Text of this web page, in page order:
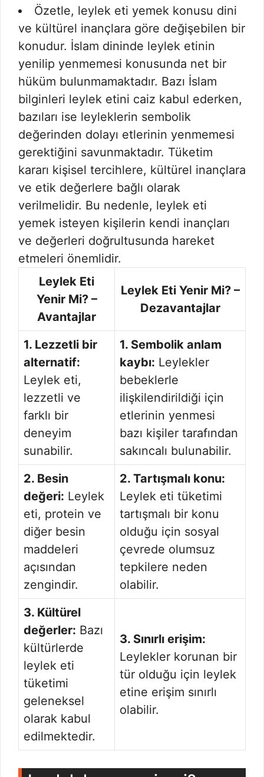
Özetle, leylek eti yemek konusu dini
ve kültürel inançlara göre değişebilen bir
konudur. İslam dininde leylek etinin
yenilip yenmemesi konusunda net bir
hüküm bulunmamaktadır. Bazı İslam
bilginleri leylek etini caiz kabul ederken,
bazıları ise leyleklerin sembolik
değerinden dolayı etlerinin yenmemesi
gerektiğini savunmaktadır. Tüketim
kararı kişisel tercihlere, kültürel inançlara
ve etik değerlere bağlı olarak
verilmelidir. Bu nedenle, leylek eti
yemek isteyen kişilerin kendi inançları
ve değerleri doğrultusunda hareket
etmeleri önemlidir.
Leylek Eti
Yenir Mi? –
Avantajlar
Leylek Eti Yenir Mi? –
Dezavantajlar
1. Lezzetli bir
alternatif:
Leylek eti,
lezzetli ve
farklı bir
deneyim
sunabilir.
1. Sembolik anlam
kaybı: Leylekler
bebeklerle
ilişkilendirildiği için
etlerinin yenmesi
bazı kişiler tarafından
sakıncalı bulunabilir.
2. Besin
değeri: Leylek
eti, protein ve
diğer besin
maddeleri
açısından
zengindir.
2. Tartışmalı konu:
Leylek eti tüketimi
tartışmalı bir konu
olduğu için sosyal
çevrede olumsuz
tepkilere neden
olabilir.
3. Kültürel
değerler: Bazı
kültürlerde
leylek eti
tüketimi
geleneksel
olarak kabul
edilmektedir.
3. Sınırlı erişim:
Leylekler korunan bir
tür olduğu için leylek
etine erişim sınırlı
olabilir.